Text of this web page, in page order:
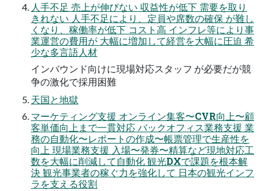
⼈⼿不⾜ 売上が伸びない 収益性が低下 需要を取り
きれない ⼈⼿不⾜により、定員や席数の確保 が難し
くなり、稼働率が低下 コスト⾼ インフレ等により事
業運営の費⽤が ⼤幅に増加して経営を⼤幅に圧迫 希
少な多⾔語⼈材
インバウンド向けに現場対応スタッフ が必要だが競
争の激化で採⽤困難
天国と地獄
マーケティング⽀援 オンライン集客〜CVR向上〜顧
客単価向上まで⼀貫対応 バックオフィス業務⽀援 業
務の⾃動化〜レポートの作成〜帳票管理で⽣産性を
向上 現場業務⽀援 ⼊場〜発券〜精算など現地対応⼯
数を⼤幅に削減して⾃動化 観光DXで課題を根本解
決 観光事業者の稼ぐ⼒を強化して ⽇本の観光インフ
ラを⽀える役割